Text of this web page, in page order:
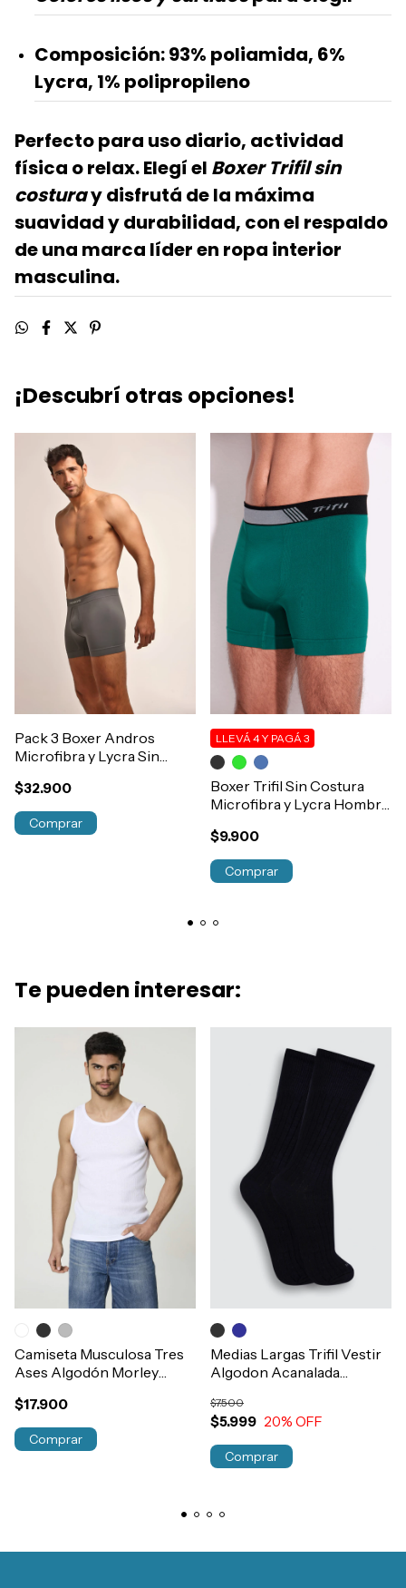
Composición: 93% poliamida, 6%
Lycra, 1% polipropileno
Perfecto para uso diario, actividad
física o relax. Elegí el Boxer Trifil sin
costuray disfrutá de la máxima
suavidad y durabilidad, con el respaldo
de una marca líder en ropa interior
masculina.
¡Descubrí otras opciones!
Pack 3 Boxer Andros
Microfibra y Lycra Sin
$32.900
Comprar
Boxer Trifil Sin Costura
Microfibra y Lycra Hombre
$9.900
LLEVÁ 4 Y PAGÁ 3
Comprar
Te pueden interesar:
Camiseta Musculosa Tres
Ases Algodón Morley
$17.900
Comprar
Medias Largas Trifil Vestir
Algodon Acanalada
$5.999
$7.500
20% OFF
Comprar